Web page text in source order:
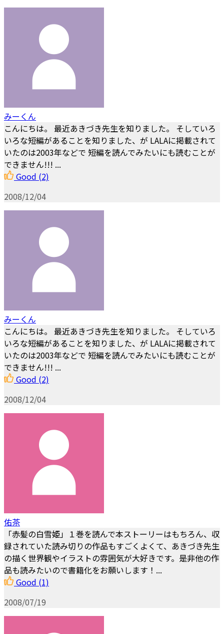
みーくん
こんにちは。 最近あきづき先生を知りました。 そしていろ
いろな短編があることを知りました、が LALAに掲載されて
いたのは2003年などで 短編を読んでみたいにも読むことが
できません!!! ...
Good (2)
2008/12/04
みーくん
こんにちは。 最近あきづき先生を知りました。 そしていろ
いろな短編があることを知りました、が LALAに掲載されて
いたのは2003年などで 短編を読んでみたいにも読むことが
できません!!! ...
Good (2)
2008/12/04
佑茶
「赤髪の白雪姫」１巻を読んで本ストーリーはもちろん、収
録されていた読み切りの作品もすごくよくて、あきづき先生
の描く世界観やイラストの雰囲気が大好きです。是非他の作
品も読みたいので書籍化をお願いします！...
Good (1)
2008/07/19